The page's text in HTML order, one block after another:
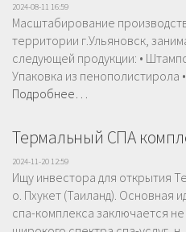
2024-08-11 16:59
Масштабирование
территории г.Ульяновск,
следующей продукции: •
Упаковка из пенополистирола
Подробнее…
Термальный СПА
2024-11-20 12:59
Ищу инвестора для открытия
о. Пхукет (Таиланд). Основная
спа-комплекса заключается